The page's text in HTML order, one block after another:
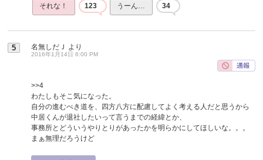
それな！ 123 うーん… 34
5 名無しだＪ より
2016年1月14日 6:00 PM
>>4
わたしもそこ気になった。
自分の進むべき道を、四方八方に配慮してよく考える人だと思うから
中居くんが退社したいって言うまでの経緯とか、
事務所とどういうやりとりがあったかを明らかにしてほしいな。。。
まぁ無理だろうけど